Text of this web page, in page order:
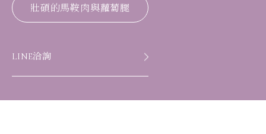
壯碩的馬鞍肉與蘿蔔腿
LINE洽詢